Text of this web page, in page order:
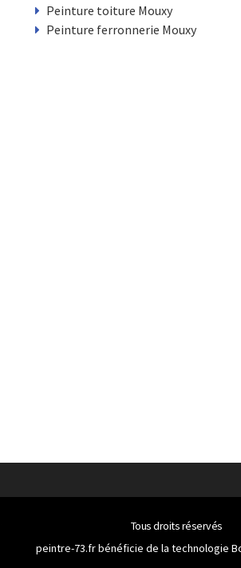
Peinture toiture Mouxy
Peinture ferronnerie Mouxy
Tous droits réservés
peintre-73.fr bénéficie de la technologie